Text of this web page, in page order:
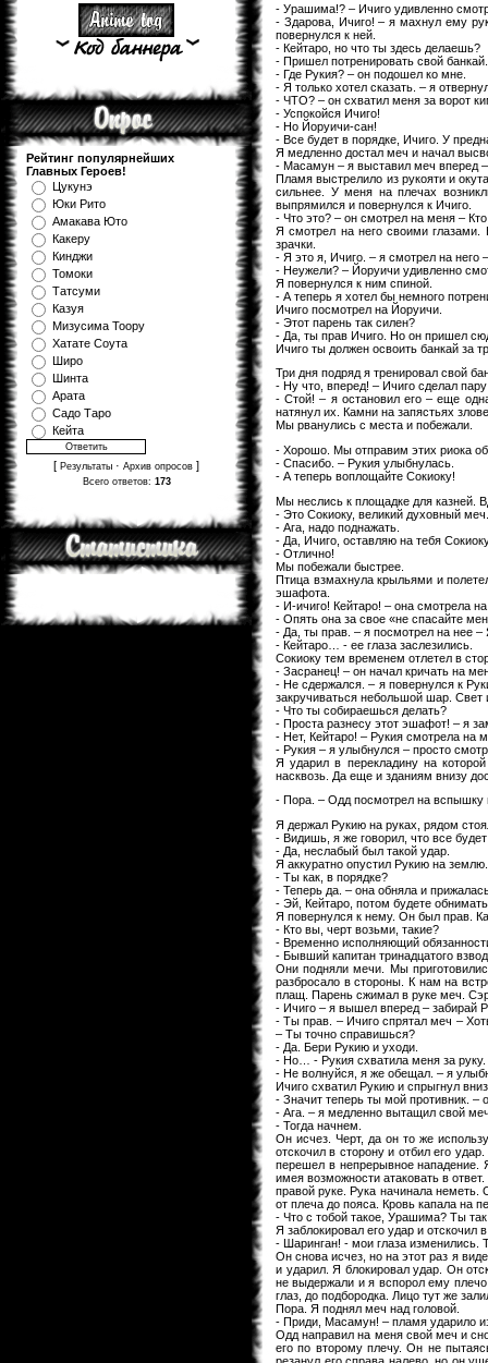
Рейтинг популярнейших
Главных Героев!
Цукунэ
Юки Рито
Амакава Юто
Какеру
Кинджи
Томоки
Татсуми
Казуя
Мизуcима Тоору
Хатате Соута
Широ
Шинта
Арата
Садо Таро
Кейта
[ Результаты · Архив опросов ]
Всего ответов: 173
- Урашима!? – Ичиго удивленно
- Здарова, Ичиго! – я махнул ему
повернулся к ней.
- Кейтаро, но что ты здесь делаешь?
- Пришел потренировать свой
- Где Рукия? – он подошел ко мне.
- Я только хотел сказать. – я
- ЧТО? – он схватил меня за ворот
- Успокойся Ичиго!
- Но Йоруичи-сан!
- Все будет в порядке, Ичиго. У
Я медленно достал меч и начал
- Масамун – я выставил меч вперед
Пламя выстрелило из рукояти и
сильнее. У меня на плечах
выпрямился и повернулся к Ичиго.
- Что это? – он смотрел на меня –
Я смотрел на него своими
зрачки.
- Я это я, Ичиго. – я смотрел на него
- Неужели? – Йоруичи удивленно
Я повернулся к ним спиной.
- А теперь я хотел бы немного
Ичиго посмотрел на Йоруичи.
- Этот парень так силен?
- Да, ты прав Ичиго. Но он пришел
Ичиго ты должен освоить банкай за
Три дня подряд я тренировал свой
- Ну что, вперед! – Ичиго сделал
- Стой! – я остановил его – еще
натянул их. Камни на запястьях
Мы рванулись с места и побежали.
- Хорошо. Мы отправим этих риока
- Спасибо. – Рукия улыбнулась.
- А теперь воплощайте Сокиоку!
Мы неслись к площадке для казней.
- Это Сокиоку, великий духовный
- Ага, надо поднажать.
- Да, Ичиго, оставляю на тебя
- Отлично!
Мы побежали быстрее.
Птица взмахнула крыльями и
эшафота.
- И-ичиго! Кейтаро! – она смотрела
- Опять она за свое «не спасайте
- Да, ты прав. – я посмотрел на нее –
- Кейтаро… - ее глаза заслезились.
Сокиоку тем временем отлетел в
- Засранец! – он начал кричать на
- Не сдержался. – я повернулся к
закручиваться небольшой шар.
- Что ты собираешься делать?
- Проста разнесу этот эшафот! – я
- Нет, Кейтаро! – Рукия смотрела на
- Рукия – я улыбнулся – просто
Я ударил в перекладину на
насквозь. Да еще и зданиям внизу
- Пора. – Одд посмотрел на вспышку
Я держал Рукию на руках, рядом
- Видишь, я же говорил, что все
- Да, неслабый был такой удар.
Я аккуратно опустил Рукию на землю.
- Ты как, в порядке?
- Теперь да. – она обняла и
- Эй, Кейтаро, потом будете
Я повернулся к нему. Он был прав.
- Кто вы, черт возьми, такие?
- Временно исполняющий
- Бывший капитан тринадцатого
Они подняли мечи. Мы
разбросало в стороны. К нам на
плащ. Парень сжимал в руке меч. Сэр
- Ичиго – я вышел вперед – забирай
- Ты прав. – Ичиго спрятал меч –
– Ты точно справишься?
- Да. Бери Рукию и уходи.
- Но… - Рукия схватила меня за руку.
- Не волнуйся, я же обещал. – я
Ичиго схватил Рукию и спрыгнул
- Значит теперь ты мой противник. –
- Ага. – я медленно вытащил свой
- Тогда начнем.
Он исчез. Черт, да он то же
отскочил в сторону и отбил его
перешел в непрерывное нападение.
имея возможности атаковать в
правой руке. Рука начинала неметь.
от плеча до пояса. Кровь капала на
- Что с тобой такое, Урашима? Ты
Я заблокировал его удар и отскочил
- Шаринган! - мои глаза изменились.
Он снова исчез, но на этот раз я
и ударил. Я блокировал удар. Он
не выдержали и я вспорол ему
глаз, до подбородка. Лицо тут же
Пора. Я поднял меч над головой.
- Приди, Масамун! – пламя ударило
Одд направил на меня свой меч и
его по второму плечу. Он не